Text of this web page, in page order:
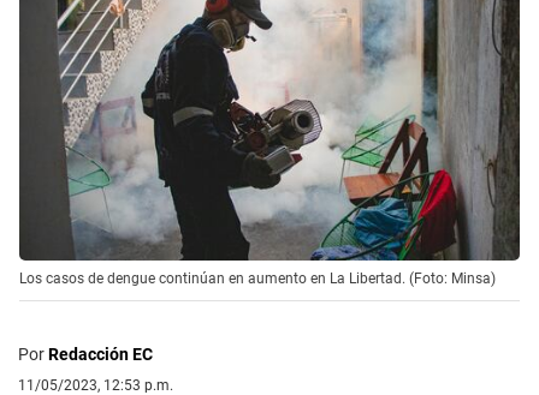
Los casos de dengue continúan en aumento en La Libertad. (Foto: Minsa)
PorRedacción EC
11/05/2023, 12:53 p.m.